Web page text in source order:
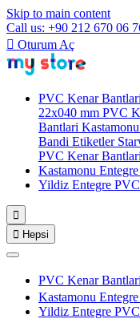
Skip to main content
Call us: +90 212 670 06
 Oturum Aç
PVC Kenar Bantlari
22x040 mm PVC
Bantlari
Bandi Etiketler
PVC Kenar Bantlari
Kastamonu
Yildiz Entegre

 Hepsi
PVC Kenar Bantlari
Kastamonu
Yildiz Entegre